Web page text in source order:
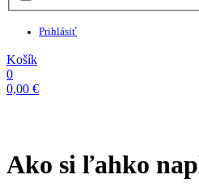
Prihlásiť
Košík
0
0,00 €
Ako si ľahko